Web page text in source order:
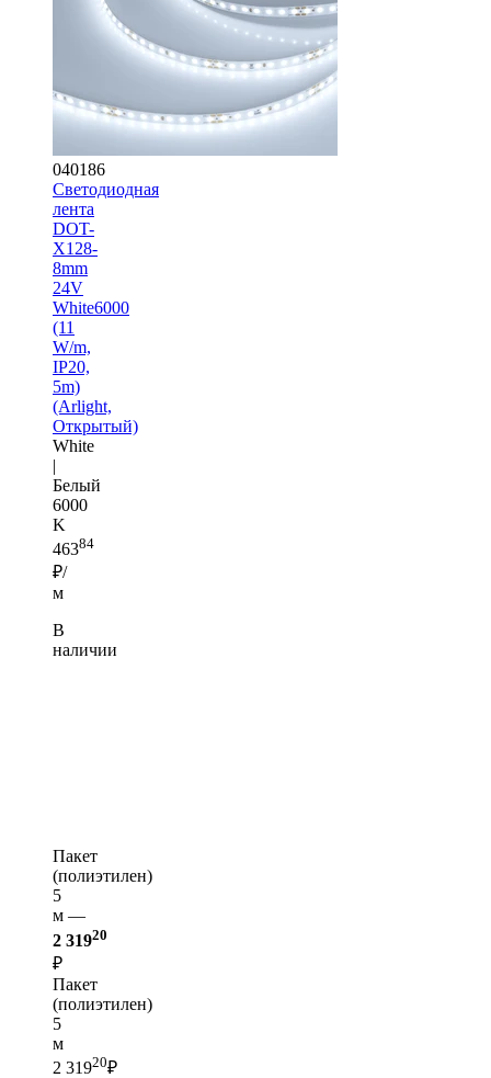
040186
Светодиодная
лента
DOT-
X128-
8mm
24V
White6000
(11
W/m,
IP20,
5m)
(Arlight,
Открытый)
White
|
Белый
6000
K
46384
₽/
м
В
наличии
Пакет
(полиэтилен)
5
м —
2 31920
₽
Пакет
(полиэтилен)
5
м
2 31920₽